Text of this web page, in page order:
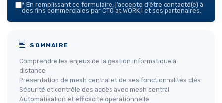
* En remplissant ce formulaire, j’accepte d’être contacté(e) à
des fins commerciales par CTO at WORK ! et ses partenaires.
SOMMAIRE
Comprendre les enjeux de la gestion informatique à
distance
Présentation de mesh central et de ses fonctionnalités clés
Sécurité et contrôle des accès avec mesh central
Automatisation et efficacité opérationnelle